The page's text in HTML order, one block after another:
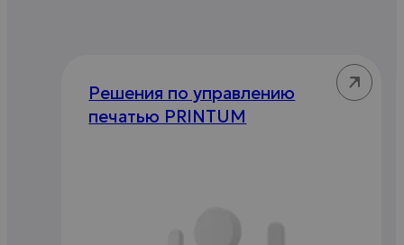
Решения по управлению
печатью PRINTUM